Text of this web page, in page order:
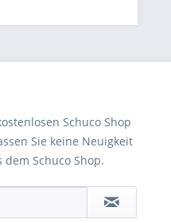
Schuco Shop
Sie keine Neuigkeit
Schuco Shop.